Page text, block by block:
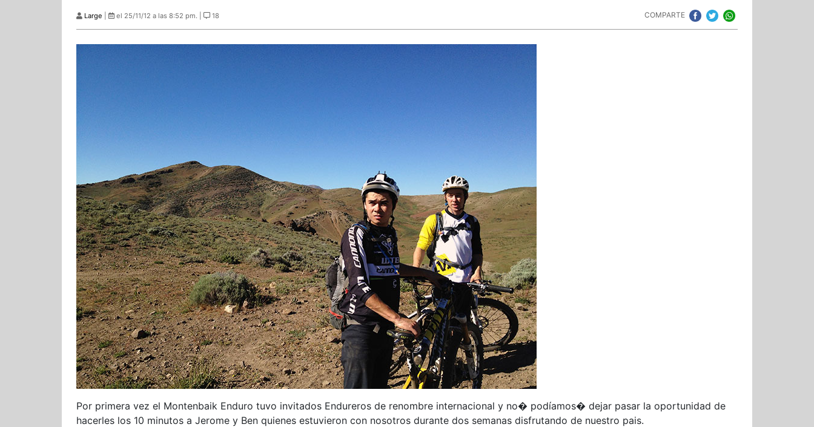
Large el 25/11/12 a las 8:52 pm. | 18 COMPARTE
Por primera vez el Montenbaik Enduro tuvo invitados Endureros de renombre internacional y no� podíamos� dejar pasar la oportunidad de
hacerles los 10 minutos a Jerome y Ben quienes estuvieron con nosotros durante dos semanas disfrutando de nuestro pais.